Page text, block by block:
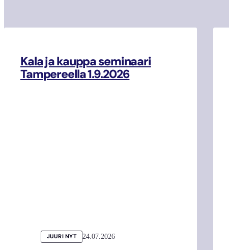
Kala ja kauppa seminaari
Tampereella 1.9.2026
JUURI NYT 24.07.2026